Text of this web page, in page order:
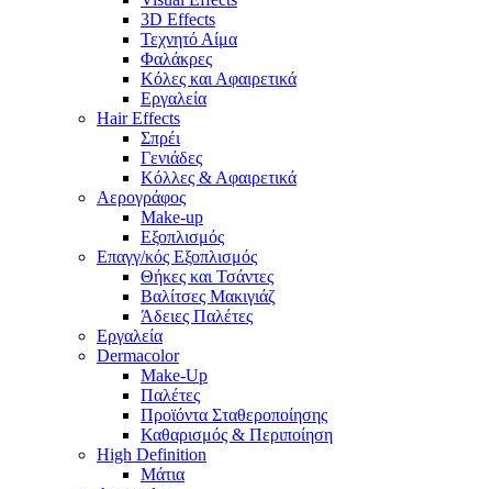
3D Effects
Τεχνητό Αίμα
Φαλάκρες
Κόλες και Αφαιρετικά
Εργαλεία
Hair Effects
Σπρέι
Γενιάδες
Κόλλες & Αφαιρετικά
Αερογράφος
Make-up
Εξοπλισμός
Επαγγ/κός Εξοπλισμός
Θήκες και Τσάντες
Βαλίτσες Μακιγιάζ
Άδειες Παλέτες
Εργαλεία
Dermacolor
Make-Up
Παλέτες
Προϊόντα Σταθεροποίησης
Καθαρισμός & Περιποίηση
High Definition
Μάτια